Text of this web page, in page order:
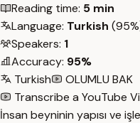
Reading time: 5 min
Language: Turkish
Speakers: 1
Accuracy: 95%
Turkish
OLUMLU BAK
Transcribe a YouTube
İnsan beyninin yapısı ve